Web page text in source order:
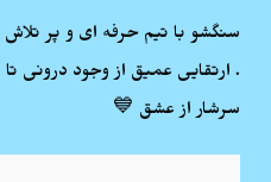
سنگشو با تیم حرفه ای و پر
. ارتقایی عمیق از وجود درونی
سرشار از عشق 💙